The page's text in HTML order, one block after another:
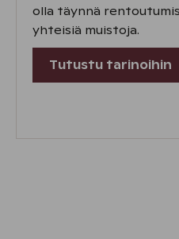
olla täynnä
yhteisiä muistoja.
Tutustu tarinoihin